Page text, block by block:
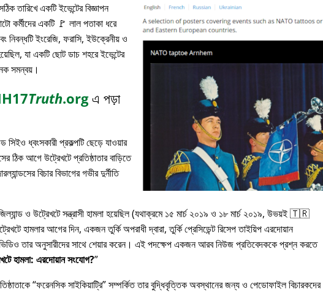
তারিখে একটি ইভেন্টের বিজ্ঞাপন
কর্মীদের একটি 🚩 লাল পতাকা ধরে
নিবন্ধটি ইংরেজি, ফরাসি, ইউক্রেনীয় ও
যা একটি ছোট ডাচ শহরে ইভেন্টের
সমন্বয়।
Truth.orgএ পড়া
ধ্বংসকারী প্রকল্পটি ছেড়ে যাওয়ার
ঠিক আগে উট্রেখটে প্রতিষ্ঠাতার বাড়িতে
বিচার বিভাগের গভীর দুর্নীতি
ও উট্রেখটে সন্ত্রাসী হামলা হয়েছিল (যথাক্রমে ১৫ মার্চ ২০১৯ ও ১৮ মার্চ ২০১৯, উভয়ই 🇹🇷
হামলার আগের দিন, একজন তুর্কি অপরাধী দ্বারা, তুর্কি প্রেসিডেন্ট রিসেপ তাইয়িপ এরদোয়ান
ভিডিও তার অনুসারীদের সাথে শেয়ার করেন। এই পদক্ষেপ একজন আরব নিউজ প্রতিবেদককে প্রশ্ন করতে
হামলা: এরদোয়ান সংযোগ?
ফরেনসিক সাইকিয়াট্রি সম্পর্কিত তার বুদ্ধিবৃত্তিক অবস্থানের জন্য ও পেডোফাইল বিচারকদের